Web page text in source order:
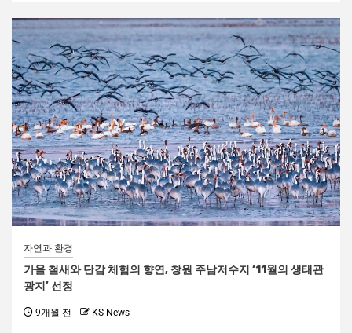
자연과 환경
가을 철새와 단감 체험의 향연, 창원 주남저수지 ‘11월의 생태관
광지’ 선정
9개월 전 KS News